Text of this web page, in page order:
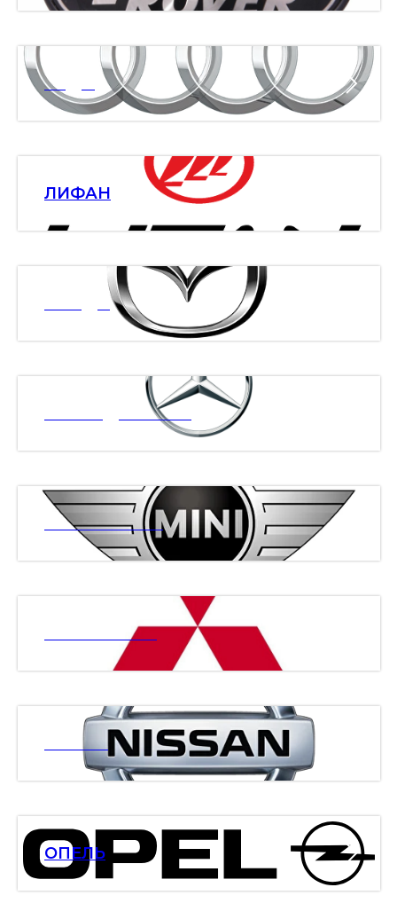
АУДИ
ЛИФАН
МЕРСЕДЕС БЕНЗ
МИНИ КУПЕР
МИТСУБИСИ
НИСАН
ОПЕЛЬ